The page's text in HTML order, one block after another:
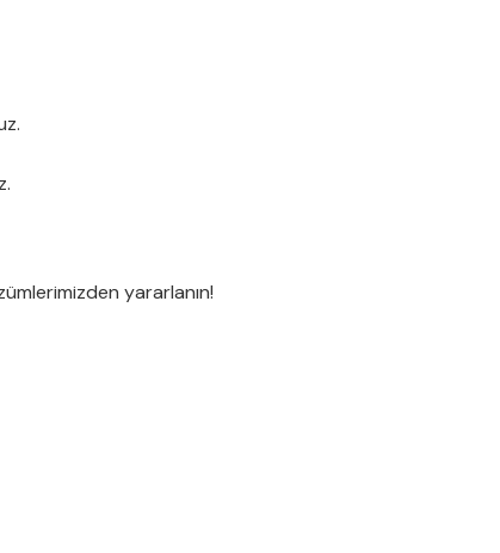
yararlanın!